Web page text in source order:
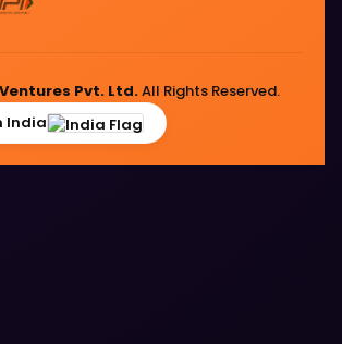
Pvt. Ltd.All Rights Reserved.
India